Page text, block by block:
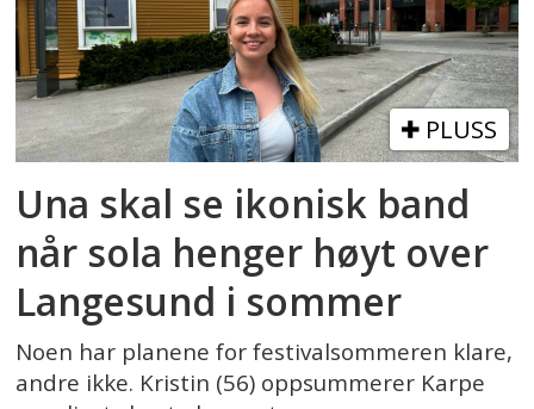
PLUSS
Una skal se ikonisk band
når sola henger høyt over
Langesund i sommer
Noen har planene for festivalsommeren klare,
andre ikke. Kristin (56) oppsummerer Karpe